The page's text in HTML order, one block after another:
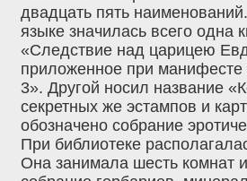
двадцать пять
языке значилась всего одна
«Следствие над царицею
приложенное при манифесте
3». Другой носил название
секретных же эстампов и
обозначено собрание
При библиотеке
Она занимала шесть комнат